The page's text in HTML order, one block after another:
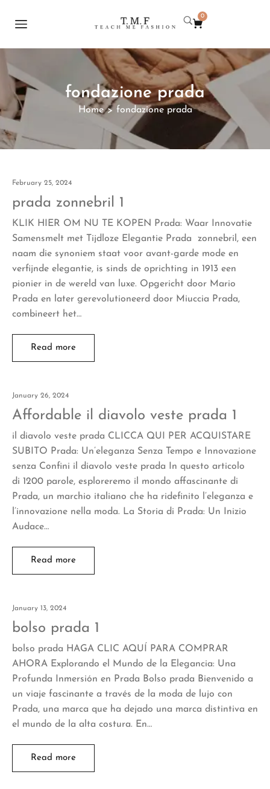
0
fondazione prada
Home > fondazione prada
February 25, 2024
prada zonnebril 1
KLIK HIER OM NU TE KOPEN Prada: Waar Innovatie
Samensmelt met Tijdloze Elegantie Prada zonnebril, een
naam die synoniem staat voor avant-garde mode en
verfijnde elegantie, is sinds de oprichting in 1913 een
pionier in de wereld van luxe. Opgericht door Mario
Prada en later gerevolutioneerd door Miuccia Prada,
combineert het…
Read more
January 26, 2024
Affordable il diavolo veste prada 1
il diavolo veste prada CLICCA QUI PER ACQUISTARE
SUBITO Prada: Un’eleganza Senza Tempo e Innovazione
senza Confini il diavolo veste prada In questo articolo
di 1200 parole, esploreremo il mondo affascinante di
Prada, un marchio italiano che ha ridefinito l’eleganza e
l’innovazione nella moda. La Storia di Prada: Un Inizio
Audace…
Read more
January 13, 2024
bolso prada 1
bolso prada HAGA CLIC AQUÍ PARA COMPRAR
AHORA Explorando el Mundo de la Elegancia: Una
Profunda Inmersión en Prada Bolso prada Bienvenido a
un viaje fascinante a través de la moda de lujo con
Prada, una marca que ha dejado una marca distintiva en
el mundo de la alta costura. En…
Read more